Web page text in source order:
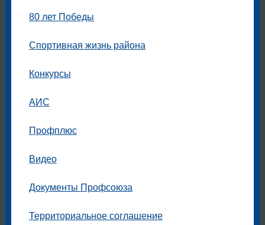
80 лет Победы
Спортивная жизнь района
Конкурсы
АИС
Профплюс
Видео
Документы Профсоюза
Территориальное соглашение